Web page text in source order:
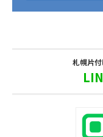
札幌片